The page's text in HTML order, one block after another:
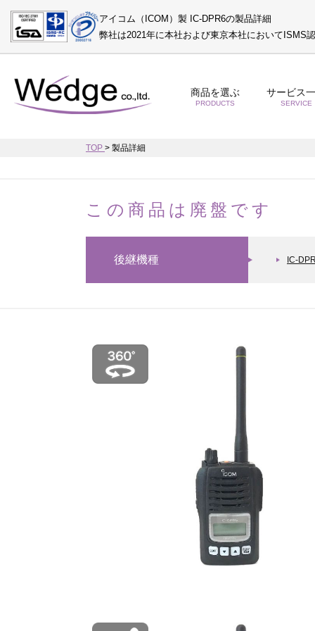
アイコム（ICOM）製 IC-DPR6の製品詳細
弊社は2021年に本社および東京本社においてISMS
商品を選ぶ
PRODUCTS
サービス
SERVICE
TOP > 製品詳細
この商品は廃盤です
後継機種 IC-